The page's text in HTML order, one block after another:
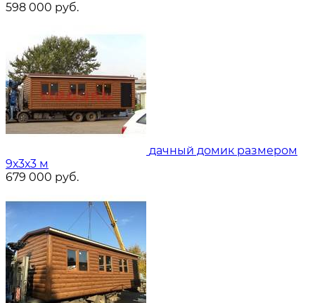
598 000 руб.
дачный домик размером
9х3х3 м
679 000 руб.